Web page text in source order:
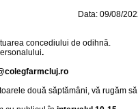
Data: 09/08/
concediului de odihnă.
.
două săptămâni, vă rugăm să